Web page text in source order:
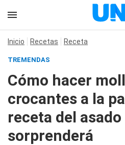
Inicio Recetas Receta
TREMENDAS
Cómo hacer
crocantes a la
receta del
sorprenderá